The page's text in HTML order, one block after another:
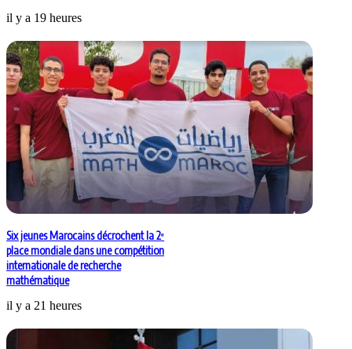
il y a 19 heures
Six jeunes Marocains décrochent la 2ᵉ
place mondiale dans une compétition
internationale de recherche
mathématique
il y a 21 heures